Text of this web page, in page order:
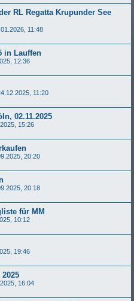
RL Regatta Krupunder See
11:48
in Lauffen
12:36
11:20
02.11.2025
15:26
20:20
20:18
für MM
10:12
19:46
16:04